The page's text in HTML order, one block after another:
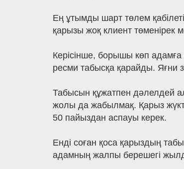
Ең ұтымды шарт төлем
қарызы жоқ клиент төменірек
Керісінше, борышы көп адамға
ресми табысқа қарайды. Яғни
Табысын құжатпен дәлелдей
жолы да жабылмақ. Қарыз
50 пайыздан аспауы керек.
Енді соған қоса қарыздың
адамның жалпы берешегі